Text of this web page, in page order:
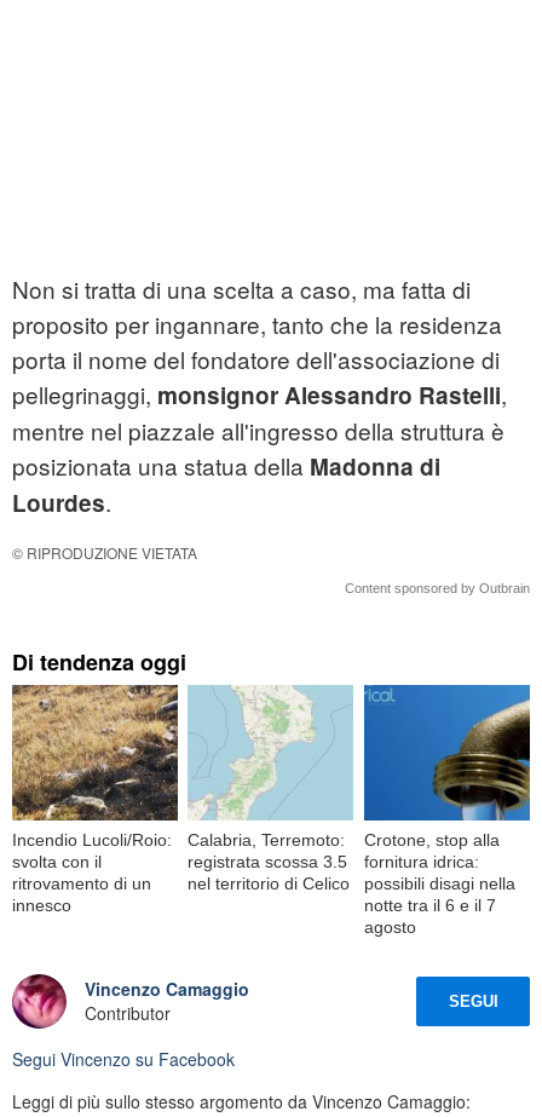
Non si tratta di una scelta a caso, ma fatta di
proposito per ingannare, tanto che la residenza
porta il nome del fondatore dell'associazione di
pellegrinaggi, monsignor Alessandro Rastelli,
mentre nel piazzale all'ingresso della struttura è
posizionata una statua della Madonna di
Lourdes.
© RIPRODUZIONE VIETATA
Content sponsored by Outbrain
Di tendenza oggi
Incendio Lucoli/Roio:
svolta con il
ritrovamento di un
innesco
Calabria, Terremoto:
registrata scossa 3.5
nel territorio di Celico
Crotone, stop alla
fornitura idrica:
possibili disagi nella
notte tra il 6 e il 7
agosto
Vincenzo Camaggio
Contributor
SEGUI
Segui Vincenzo su Facebook
Leggi di più sullo stesso argomento da Vincenzo Camaggio: